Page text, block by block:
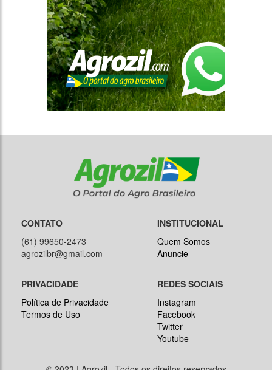
CONTATO
(61) 99650-2473
agrozilbr@gmail.com
INSTITUCIONAL
Quem Somos
Anuncie
PRIVACIDADE
Política de Privacidade
Termos de Uso
REDES SOCIAIS
Instagram
Facebook
Twitter
Youtube